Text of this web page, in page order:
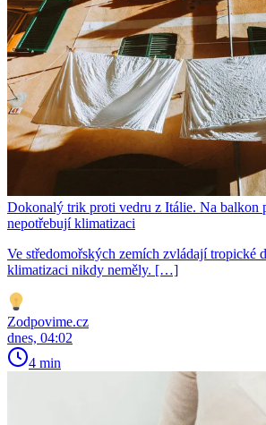
Dokonalý trik proti vedru z Itálie. Na balkon
nepotřebují klimatizaci
Ve středomořských zemích zvládají tropické
klimatizaci nikdy neměly. […]
Zodpovime.cz
dnes, 04:02
4 min